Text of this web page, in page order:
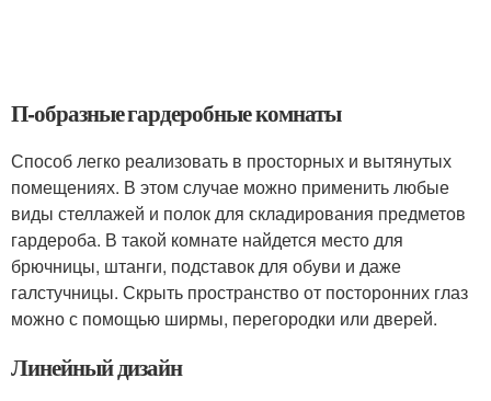
П-образные гардеробные комнаты
Способ легко реализовать в просторных и вытянутых
помещениях. В этом случае можно применить любые
виды стеллажей и полок для складирования предметов
гардероба. В такой комнате найдется место для
брючницы, штанги, подставок для обуви и даже
галстучницы. Скрыть пространство от посторонних глаз
можно с помощью ширмы, перегородки или дверей.
Линейный дизайн